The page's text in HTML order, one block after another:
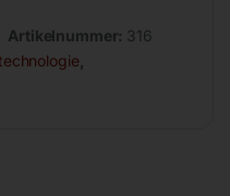
Artikelnummer: 316